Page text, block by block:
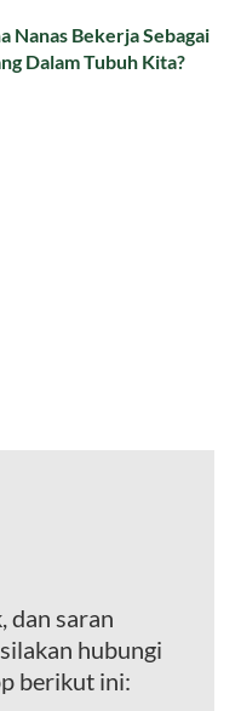
Nanas Bekerja Sebagai
Dalam Tubuh Kita?
dan saran
hubungi
berikut ini: